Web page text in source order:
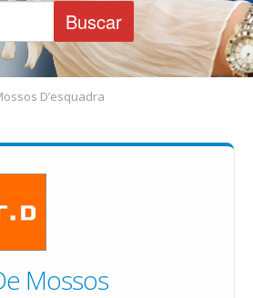
D’esquadra
Mossos